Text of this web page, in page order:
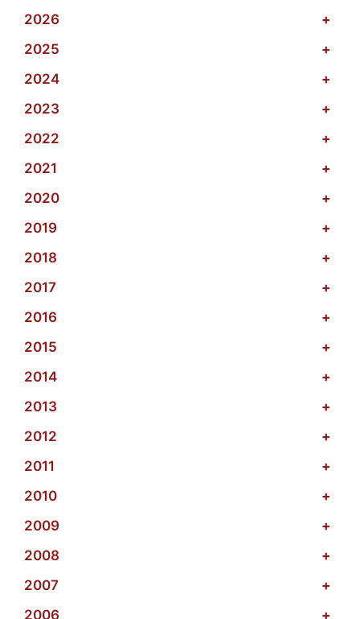
2026
+
2025
+
2024
+
2023
+
2022
+
2021
+
2020
+
2019
+
2018
+
2017
+
2016
+
2015
+
2014
+
2013
+
2012
+
2011
+
2010
+
2009
+
2008
+
2007
+
2006
+